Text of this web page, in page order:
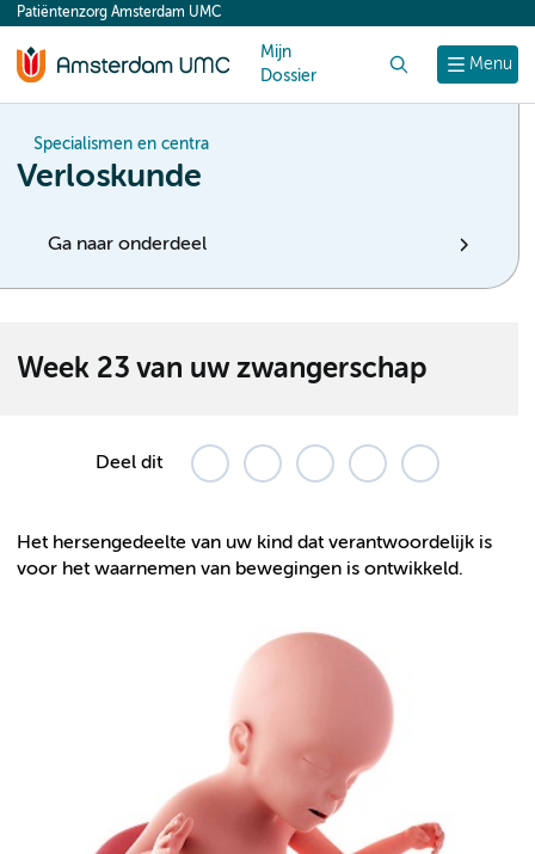
content
Menu
Patiëntenzorg Amsterdam UMC
Mijn
Dossier
Specialismen en centra
Verloskunde
Ga naar onderdeel
Week 23 van uw zwangerschap
Het hersengedeelte van uw kind dat verantwoordelijk is
voor het waarnemen van bewegingen is ontwikkeld.
Deel dit